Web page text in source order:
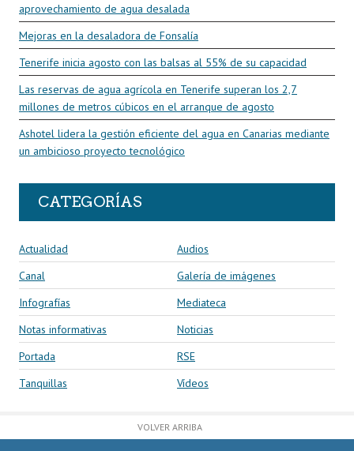
aprovechamiento de agua desalada
Mejoras en la desaladora de Fonsalía
Tenerife inicia agosto con las balsas al 55% de su capacidad
Las reservas de agua agrícola en Tenerife superan los 2,7
millones de metros cúbicos en el arranque de agosto
Ashotel lidera la gestión eficiente del agua en Canarias mediante
un ambicioso proyecto tecnológico
CATEGORÍAS
Actualidad
Audios
Canal
Galería de imágenes
Infografías
Mediateca
Notas informativas
Noticias
Portada
RSE
Tanquillas
Vídeos
VOLVER ARRIBA